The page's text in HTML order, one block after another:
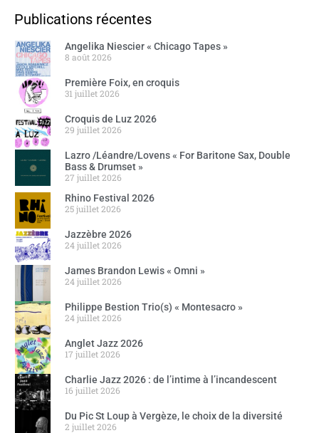
Publications récentes
Angelika Niescier « Chicago Tapes »
8 août 2026
Première Foix, en croquis
31 juillet 2026
Croquis de Luz 2026
29 juillet 2026
Lazro /Léandre/Lovens « For Baritone Sax, Double
Bass & Drumset »
27 juillet 2026
Rhino Festival 2026
25 juillet 2026
Jazzèbre 2026
24 juillet 2026
James Brandon Lewis « Omni »
24 juillet 2026
Philippe Bestion Trio(s) « Montesacro »
24 juillet 2026
Anglet Jazz 2026
17 juillet 2026
Charlie Jazz 2026 : de l’intime à l’incandescent
16 juillet 2026
Du Pic St Loup à Vergèze, le choix de la diversité
2 juillet 2026